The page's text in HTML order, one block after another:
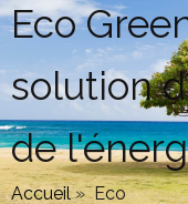
Eco
solution
de
Accueil»Eco